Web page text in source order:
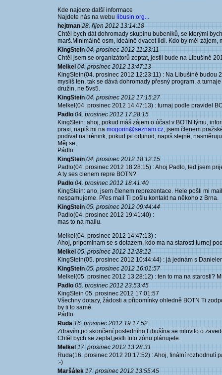
Kde najdete další informace
Najdete nás na webu libusin.org...
hejtman 28. říjen 2012 13:14:18
Chtěl bych dát dohromady skupinu bubeníků, se kterými
marš.Minimálně osm, ideálně dvacet lidí. Kdo by měl zájem,
KingStein 04. prosinec 2012 11:23:11
Chtěl jsem se organizátorů zeptat, jestli bude na Libušíně
Melkel 04. prosinec 2012 13:47:13
KingStein(04. prosinec 2012 12:23:11) : Na Libušíně budou
myslíš ten, tak se dává dohromady přesný program, a
družin, ne 5vs5.
KingStein 04. prosinec 2012 17:15:27
Melkel(04. prosinec 2012 14:47:13) : turnaj podle pravidel
Padlo 04. prosinec 2012 17:28:15
KingStein: ahoj, pokud máš zájem o účast v BOTN týmu,
praxi, napiš mi na mogorin@seznam.cz, jsem členem
podívat na trénink, pokud jsi odjinud, napiš stejně,
Měj se,
Pádlo
KingStein 04. prosinec 2012 18:12:15
Padlo(04. prosinec 2012 18:28:15) : Ahoj Padlo, ted jsem
A ty ses clenem repre BOTN?
Padlo 04. prosinec 2012 18:41:40
KingStein: ano, jsem členem reprezentace. Hele pošli mi
nespamujeme. Přes mail Ti pošlu kontakt na někoho z Brna.
KingStein 05. prosinec 2012 09:44:44
Padlo(04. prosinec 2012 19:41:40) :
mas to na mailu.
Melkel(04. prosinec 2012 14:47:13) :
Ahoj, pripominam se s dotazem, kdo ma na starosti turnej
Melkel 05. prosinec 2012 12:28:12
KingStein(05. prosinec 2012 10:44:44) : já jednám s
KingStein 05. prosinec 2012 16:01:57
Melkel(05. prosinec 2012 13:28:12) : ten to ma na starosti?
Padlo 05. prosinec 2012 23:53:45
KingStein 05. prosinec 2012 17:01:57
Všechny dotazy, žádosti a připomínky ohledně BOTN Ti
by ti to samé.
Pádlo
Ruda 16. prosinec 2012 19:17:52
Zdravím,po skončení posledního Libušína se mluvilo o
Chtěl bych se zeptat,jestli tuto zónu plánujete.
Melkel 17. prosinec 2012 13:28:31
Ruda(16. prosinec 2012 20:17:52) : Ahoj, finální rozhodnutí
:-)
Maršálek 17. prosinec 2012 13:55:45